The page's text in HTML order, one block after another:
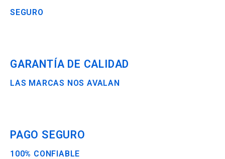
SEGURO
GARANTÍA DE CALIDAD
LAS MARCAS NOS AVALAN
PAGO SEGURO
100% CONFIABLE